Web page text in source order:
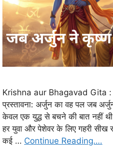
Krishna aur Bhagavad Gita :
प्रस्तावना: अर्जुन का वह पल जब
केवल एक युद्ध से बचने की बात नहीं
हर युवा और पेशेवर के लिए गहरी
कई … Continue Reading….